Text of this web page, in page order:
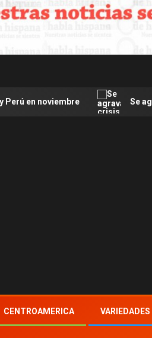
Se agravan crisis
CENTROAMERICA VARIEDADES